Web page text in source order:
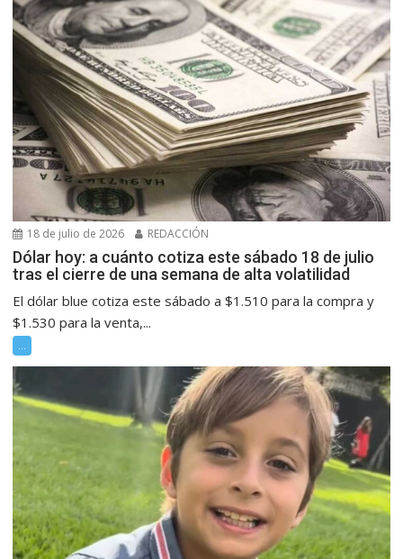
18 de julio de 2026 REDACCIÓN
Dólar hoy: a cuánto cotiza este sábado 18 de julio
tras el cierre de una semana de alta volatilidad
El dólar blue cotiza este sábado a $1.510 para la compra y
$1.530 para la venta,...
...